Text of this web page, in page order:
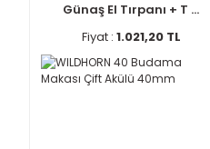
Günaş El Tırpanı + T ...
Fiyat : 1.021,20 TL